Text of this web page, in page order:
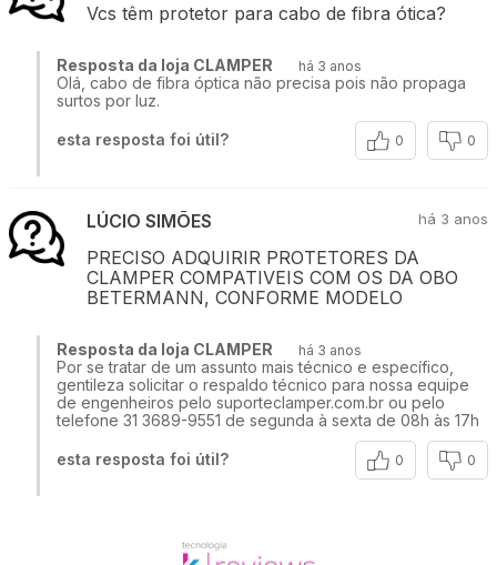
Vcs têm protetor para cabo de fibra ótica?
Resposta da loja CLAMPER há 3 anos
Olá, cabo de fibra óptica não precisa pois não propaga
surtos por luz.
esta resposta foi útil? 0 0
LÚCIO SIMÕES há 3 anos
PRECISO ADQUIRIR PROTETORES DA
CLAMPER COMPATIVEIS COM OS DA OBO
BETERMANN, CONFORME MODELO
Resposta da loja CLAMPER há 3 anos
Por se tratar de um assunto mais técnico e específico,
gentileza solicitar o respaldo técnico para nossa equipe
de engenheiros pelo suporteclamper.com.br ou pelo
telefone 31 3689-9551 de segunda à sexta de 08h às 17h
esta resposta foi útil? 0 0